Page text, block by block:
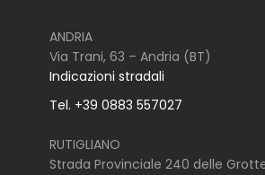
ANDRIA
Via Trani, 63 – Andria (BT)
Indicazioni stradali
Tel. +39 0883 557027
RUTIGLIANO
Strada Provinciale 240 delle